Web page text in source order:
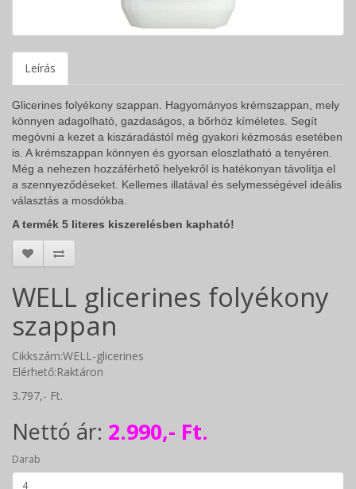
Leírás
Glicerines folyékony szappan. Hagyományos krémszappan, mely
könnyen adagolható, gazdaságos, a bőrhöz kíméletes. Segít
megóvni a kezet a kiszáradástól még gyakori kézmosás esetében
is. A krémszappan könnyen és gyorsan eloszlatható a tenyéren.
Még a nehezen hozzáférhető helyekről is hatékonyan távolítja el
a szennyeződéseket. Kellemes illatával és selymességével ideális
választás a mosdókba.
A termék 5 literes kiszerelésben kapható!
WELL glicerines folyékony
szappan
Cikkszám:WELL-glicerines
Elérhető:Raktáron
3.797,- Ft.
Nettó ár: 2.990,- Ft.
Darab